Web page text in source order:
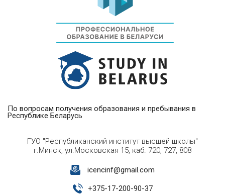
По вопросам получения образования и пребывания в
Республике Беларусь
ГУО "Республиканский институт высшей школы"
г.Минск, ул.Московская 15, каб. 720, 727, 808
icencinf@gmail.com
+375-17-200-90-37